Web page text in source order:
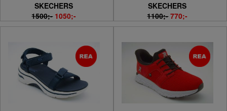
SKECHERS
1500;- 1050;-
SKECHERS
1100;- 770;-